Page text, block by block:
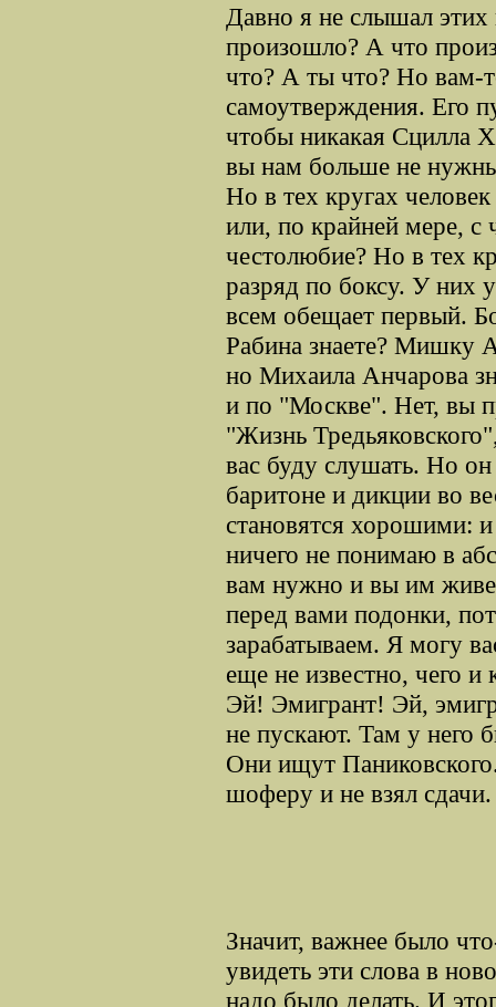
Давно я не слышал
произошло? А что
что? А ты что? Но вам-
самоутверждения. Его
чтобы никакая Сцилла
вы нам больше не
Но в тех кругах
или, по крайней мере, с
честолюбие? Но в тех
разряд по боксу. У них
всем обещает первый.
Рабина знаете? Мишку
но Михаила Анчарова
и по "Москве". Нет, вы
"Жизнь
вас буду слушать. Но
баритоне и дикции во
становятся хорошими:
ничего не понимаю в
вам нужно и вы им
перед вами подонки,
зарабатываем. Я могу
еще не известно, чего
Эй! Эмигрант! Эй,
не пускают. Там у него
Они ищут
шоферу и не взял
Значит, важнее было
увидеть эти слова в
надо было делать.